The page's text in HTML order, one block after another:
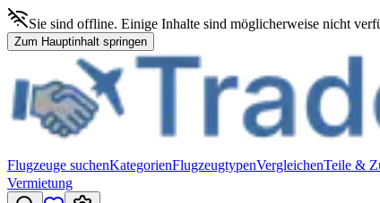
Sie sind offline. Einige Inhalte sind möglicherweise nicht
Zum Hauptinhalt springen
Flugzeuge suchenKategorienFlugzeugtypenVergleichenTeile &
Vermietung